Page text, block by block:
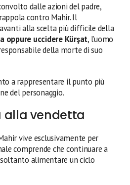
dalle azioni del padre,
contro Mahir. Il
alla scelta più difficile della
oppure uccidere Kürşat, l’uomo
della morte di suo
a rappresentare il punto più
del personaggio.
alla vendetta
vive esclusivamente per
comprende che continuare a
alimentare un ciclo